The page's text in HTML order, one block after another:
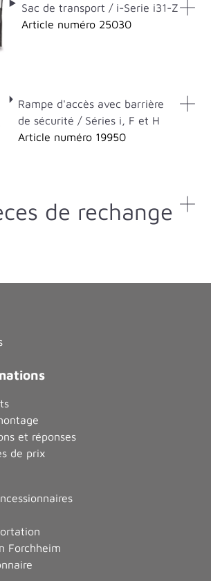
Sac de transport / i-Serie i31-Z
Article numéro 25030
Rampe d'accès avec barrière
de sécurité / Séries i, F et H
Article numéro 19950
de rechange
et réponses
de prix
Forchheim